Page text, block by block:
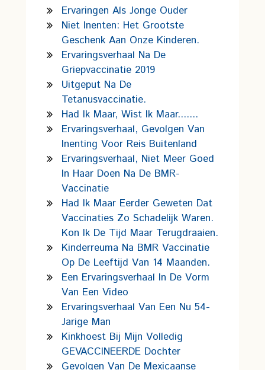
Ervaringen Als Jonge Ouder
Niet Inenten: Het Grootste
Geschenk Aan Onze Kinderen.
Ervaringsverhaal Na De
Griepvaccinatie 2019
Uitgeput Na De
Tetanusvaccinatie.
Had Ik Maar, Wist Ik Maar.......
Ervaringsverhaal, Gevolgen Van
Inenting Voor Reis Buitenland
Ervaringsverhaal, Niet Meer Goed
In Haar Doen Na De BMR-
Vaccinatie
Had Ik Maar Eerder Geweten Dat
Vaccinaties Zo Schadelijk Waren.
Kon Ik De Tijd Maar Terugdraaien.
Kinderreuma Na BMR Vaccinatie
Op De Leeftijd Van 14 Maanden.
Een Ervaringsverhaal In De Vorm
Van Een Video
Ervaringsverhaal Van Een Nu 54-
Jarige Man
Kinkhoest Bij Mijn Volledig
GEVACCINEERDE Dochter
Gevolgen Van De Mexicaanse